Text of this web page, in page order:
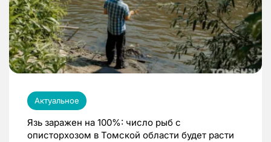
Актуальное
Язь заражен на 100%: число рыб с
описторхозом в Томской области будет расти